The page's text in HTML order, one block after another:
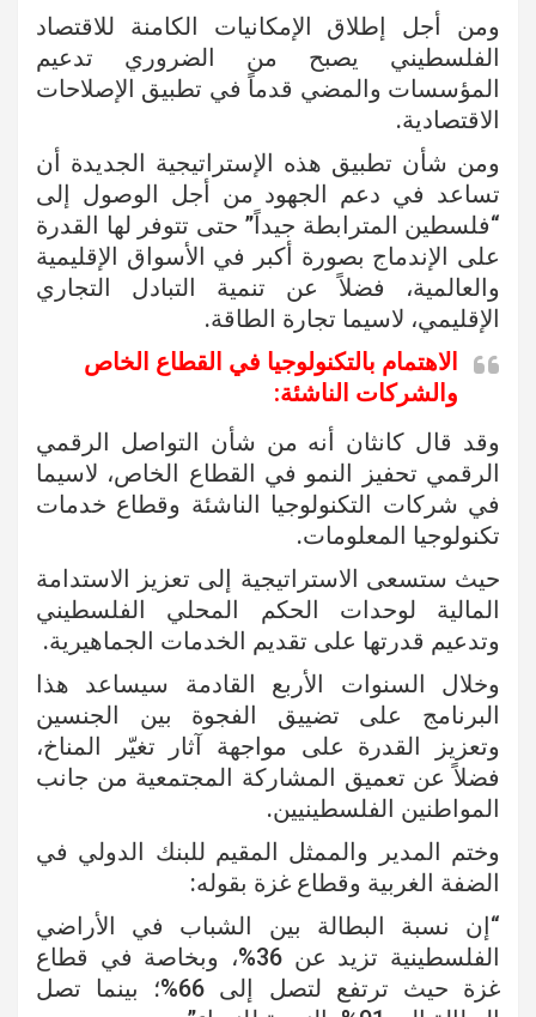
ومن أجل إطلاق الإمكانيات الكامنة للاقتصاد
الفلسطيني يصبح من الضروري تدعيم
المؤسسات والمضي قدماً في تطبيق الإصلاحات
الاقتصادية.
ومن شأن تطبيق هذه الإستراتيجية الجديدة أن
تساعد في دعم الجهود من أجل الوصول إلى
“فلسطين المترابطة جيداً” حتى تتوفر لها القدرة
على الإندماج بصورة أكبر في الأسواق الإقليمية
والعالمية، فضلاً عن تنمية التبادل التجاري
الإقليمي، لاسيما تجارة الطاقة.
الاهتمام بالتكنولوجيا في القطاع الخاص
والشركات الناشئة:
وقد قال كانثان أنه من شأن التواصل الرقمي
الرقمي تحفيز النمو في القطاع الخاص، لاسيما
في شركات التكنولوجيا الناشئة وقطاع خدمات
تكنولوجيا المعلومات.
حيث ستسعى الاستراتيجية إلى تعزيز الاستدامة
المالية لوحدات الحكم المحلي الفلسطيني
وتدعيم قدرتها على تقديم الخدمات الجماهيرية.
وخلال السنوات الأربع القادمة سيساعد هذا
البرنامج على تضييق الفجوة بين الجنسين
وتعزيز القدرة على مواجهة آثار تغيّر المناخ،
فضلاً عن تعميق المشاركة المجتمعية من جانب
المواطنين الفلسطينيين.
وختم المدير والممثل المقيم للبنك الدولي في
الضفة الغربية وقطاع غزة بقوله:
“إن نسبة البطالة بين الشباب في الأراضي
الفلسطينية تزيد عن 36%، وبخاصة في قطاع
غزة حيث ترتفع لتصل إلى 66%؛ بينما تصل